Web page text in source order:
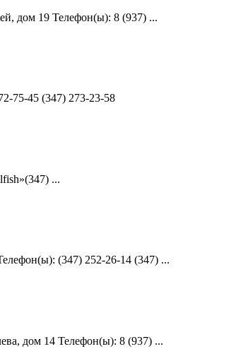
дом 19 Телефон(ы): 8 (937) ...
75-45 (347) 273-23-58
...
(347) 252-26-14 (347) ...
дом 14 Телефон(ы): 8 (937) ...